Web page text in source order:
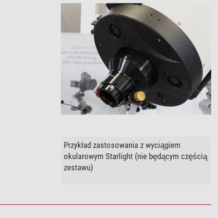
Przykład zastosowania z wyciągiem
okularowym Starlight (nie będącym częścią
zestawu)